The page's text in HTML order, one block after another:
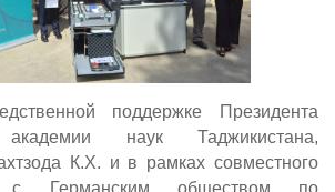
поддержке Президента
академии наук Таджикистана,
К.Х. и в рамках совместного
с Германским обществом по